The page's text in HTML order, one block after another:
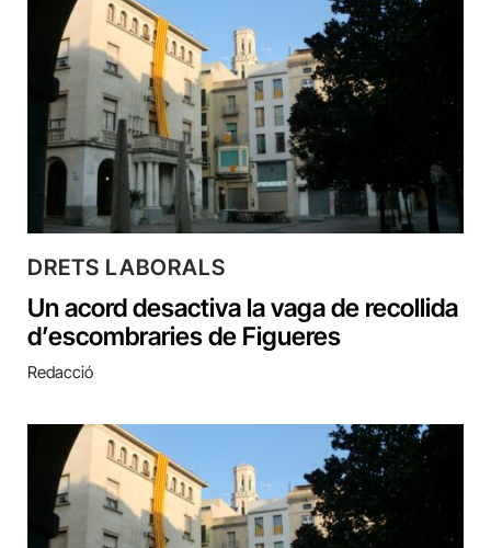
DRETS LABORALS
Un acord desactiva la vaga de recollida
d’escombraries de Figueres
Redacció